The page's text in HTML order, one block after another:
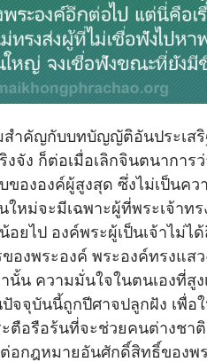
สำคัญกับบทบัญญัติอันประเสริ
งจัง ก็ต่อเมื่อเลิกจินตนาการ
ององค์ผู้สูงสุด ซึ่งไม่เป็นคว
หม่จะมีเฉพาะผู้ที่พระเจ้าทร
อยไป องค์พระผู้เป็นเจ้าไม่ไ
องพระองค์ พระองค์ทรงแส
นั้น ความมั่นใจในตนเองที่สูง
จจุบันนี้ถูกปีศาจปลูกฝัง เพื่อ
ะตือรือร้นที่จะช่วยคนต่างชา
อกฎหมายอันศักดิ์สิทธิ์ของพ